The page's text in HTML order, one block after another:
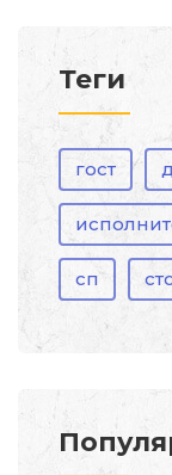
Теги
гост
сп